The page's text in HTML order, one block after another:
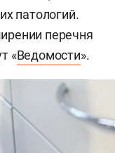
патологий.
перечня
«Ведомости».